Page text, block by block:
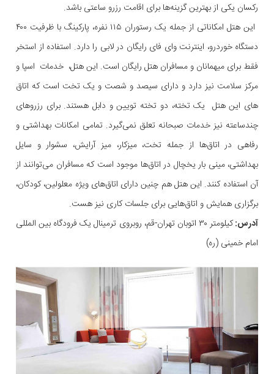
رکسان یکی از بهترین گزینه‌ها برای اقامت رزرو ساعتی باشد.
این هتل امکاناتی از جمله یک رستوران ۱۱۵ نفره، پارکینگ با ظرفیت ۴۰۰
دستگاه خوردرو، اینترنت وای فای رایگان در لابی را دارد. استفاده از استخر
فقط برای میهمانان و مسافران هتل رایگان است. این هتل، خدمات اسپا و
مرکز سلامت نیز دارد و دارای سیصد و شصت و یک تخت است که اتاق
های این هتل یک تخته، دو تخته تویین و دابل هستند. برای رزروهای
چندساعته نیز خدمات صبحانه تعلق نمی‌گیرد. تمامی امکانات بهداشتی و
رفاهی در اتاق‌ها از جمله تخت، میزکار، میز آرایش، سشوار و سایل
بهداشتی، مینی بار یخچال در اتاق‌ها موجود است که مسافران می‌توانند از
آن استفاده کنند. این هتل هم چنین دارای اتاق‌های ویژه معلولین، کودکان،
برگزاری همایش و اتاق‌هایی برای جلسات کاری نیز هست.
آدرس:
کیلومتر ۳۰ اتوبان تهران-قم، روبروی ترمینال یک فرودگاه بین المللی
امام خمینی (ره)